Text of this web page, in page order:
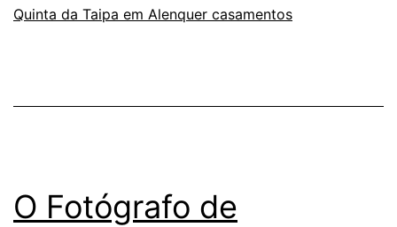
reflexo
Quinta da Taipa em Alenquer casamentos
O Fotógrafo de